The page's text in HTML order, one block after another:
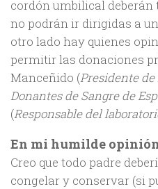
cordón umbilical
no podrán ir dirigidas a
otro lado hay quienes
permitir las donaciones
Manceñido (Presidente
Donantes de Sangre de
(Responsable del
En mi humilde
Creo que todo padre
congelar y conservar (si